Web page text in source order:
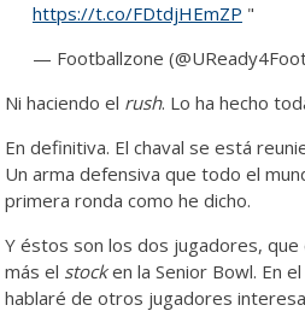
https://t.co/FDtdjHEmZP "
— Footballzone
Ni haciendo el rush. Lo ha hecho
En definitiva. El chaval se está
Un arma defensiva que todo el
primera ronda como he dicho.
Y éstos son los dos jugadores, que
más el stocken la Senior Bowl. En
hablaré de otros jugadores